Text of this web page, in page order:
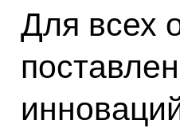
Для всех